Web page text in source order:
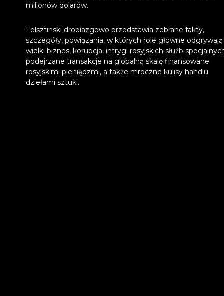
milionów dolarów.
Felsztinski drobiazgowo przedstawia zebrane fakty,
szczegóły, powiązania, w których role główne odgrywają
wielki biznes, korupcja, intrygi rosyjskich służb
podejrzane transakcje na globalną skalę finansowane
rosyjskimi pieniędzmi, a także mroczne kulisy handlu
dziełami sztuki.